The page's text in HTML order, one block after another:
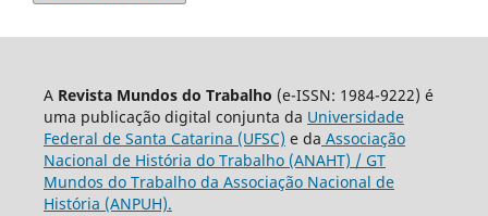
A Revista Mundos do Trabalho (e-ISSN: 1984-9222) é
uma publicação digital conjunta da Universidade
Federal de Santa Catarina (UFSC) e da Associação
Nacional de História do Trabalho (ANAHT) / GT
Mundos do Trabalho da Associação Nacional de
História (ANPUH).